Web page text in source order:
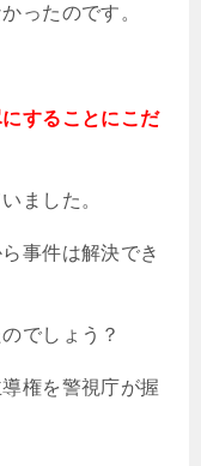
ったのです。
にすることにこだ
ました。
事件は解決でき
でしょう？
権を警視庁が握